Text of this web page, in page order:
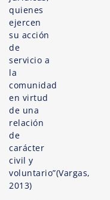
quienes
ejercen
su acción
de
servicio a
la
comunidad
en virtud
de una
relación
de
carácter
civil y
voluntario”(Vargas,
2013)